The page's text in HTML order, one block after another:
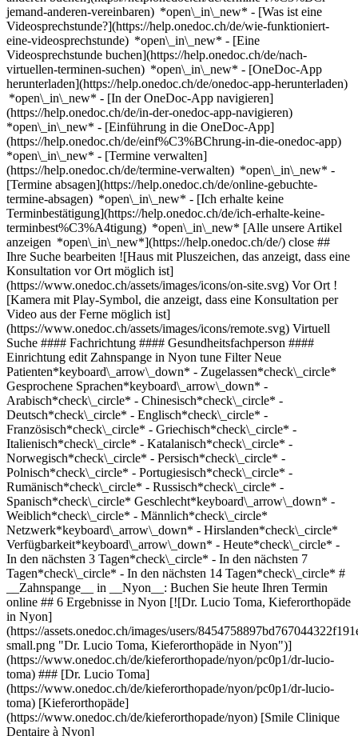
jemand-anderen-vereinbaren) *open\_in\_new* - [Was ist eine
Videosprechstunde?](https://help.onedoc.ch/de/wie-funktioniert-
eine-videosprechstunde) *open\_in\_new* - [Eine
Videosprechstunde buchen](https://help.onedoc.ch/de/nach-
virtuellen-terminen-suchen) *open\_in\_new* - [OneDoc-App
herunterladen](https://help.onedoc.ch/de/onedoc-app-herunterladen)
*open\_in\_new* - [In der OneDoc-App navigieren]
(https://help.onedoc.ch/de/in-der-onedoc-app-navigieren)
*open\_in\_new* - [Einführung in die OneDoc-App]
(https://help.onedoc.ch/de/einf%C3%BChrung-in-die-onedoc-app)
*open\_in\_new* - [Termine verwalten](https://help.onedoc.ch/de/termine-verwalten) *open\_in\_new* - [Termine absagen](https://help.onedoc.ch/de/online-gebuchte-termine-absagen) *open\_in\_new* - [Ich erhalte keine Terminbestätigung](https://help.onedoc.ch/de/ich-erhalte-keine-terminbest%C3%A4tigung) *open\_in\_new* [Alle unsere Artikel anzeigen *open\_in\_new*](https://help.onedoc.ch/de/) close ## Ihre Suche bearbeiten ![Haus mit Pluszeichen, das anzeigt, dass eine Konsultation vor Ort möglich ist](https://www.onedoc.ch/assets/images/icons/on-site.svg) Vor Ort ![Kamera mit Play-Symbol, die anzeigt, dass eine Konsultation per Video aus der Ferne möglich ist](https://www.onedoc.ch/assets/images/icons/remote.svg) Virtuell Suche #### Fachrichtung #### Gesundheitsfachperson #### Einrichtung edit Zahnspange in Nyon tune Filter Neue Patienten*keyboard\_arrow\_down* - Zugelassen*check\_circle* Gesprochene Sprachen*keyboard\_arrow\_down* - Arabisch*check\_circle* - Chinesisch*check\_circle* - Deutsch*check\_circle* - Englisch*check\_circle* - Französisch*check\_circle* - Griechisch*check\_circle* - Italienisch*check\_circle* - Katalanisch*check\_circle* - Norwegisch*check\_circle* - Persisch*check\_circle* - Polnisch*check\_circle* - Portugiesisch*check\_circle* - Rumänisch*check\_circle* - Russisch*check\_circle* - Spanisch*check\_circle* Geschlecht*keyboard\_arrow\_down* - Weiblich*check\_circle* - Männlich*check\_circle* Netzwerk*keyboard\_arrow\_down* - Hirslanden*check\_circle* Verfügbarkeit*keyboard\_arrow\_down* - Heute*check\_circle* - In den nächsten 3 Tagen*check\_circle* - In den nächsten 7 Tagen*check\_circle* - In den nächsten 14 Tagen*check\_circle* # __Zahnspange__ in __Nyon__: Buchen Sie heute Ihren Termin online ## 6 Ergebnisse in Nyon [![Dr. Lucio Toma, Kieferorthopäde in Nyon](https://assets.onedoc.ch/images/users/8454758897bd767044322f191e0417ab6ade0ca6b31df6e9f44287768a5aa6e2-small.png "Dr. Lucio Toma, Kieferorthopäde in Nyon")](https://www.onedoc.ch/de/kieferorthopade/nyon/pc0p1/dr-lucio-toma) ### [Dr. Lucio Toma](https://www.onedoc.ch/de/kieferorthopade/nyon/pc0p1/dr-lucio-toma) [Kieferorthopäde](https://www.onedoc.ch/de/kieferorthopade/nyon) [Smile Clinique Dentaire à Nyon](https://www.onedoc.ch/de/zahnklinik/nyon/e6rw/smile-clinique-dentaire-a-nyon) Chemin des Saules 4A 1260 Nyon ![Patient mit Pluszeichen, der anzeigt, dass neue Patienten angenommen werden](https://www.onedoc.ch/assets/images/icons/new-patients.svg)Akzeptiert neue Patienten [Termin buchen](https://www.onedoc.ch/de/kieferorthopade/nyon/pc0p1/dr-lucio-toma) Expertisen: Zahnspange, [Pedodontie | Kinderzahnarzt](https://www.onedoc.ch/de/pedodontie-kinderzahnarzt/nyon), [Zahnfehlstellung | Unsichtbare transparente Zahnschiene | Invisalign](https://www.onedoc.ch/de/zahnfehlstellung-unsichtbare-transparente-zahnschiene-invisalign/nyon)Mehr anzeigen *chevron\_left* Di. 04 Aug. *chevron\_right* Mehr Termine anzeigen *error\_outline* Beim Laden der Verfügbarkeiten ist ein Fehler aufgetreten [Erneut versuchen](https://www.onedoc.ch) Expertisen: Zahnspange, [Pedodontie | Kinderzahnarzt](https://www.onedoc.ch/de/pedodontie-kinderzahnarzt/nyon), [Zahnfehlstellung | Unsichtbare transparente Zahnschiene | Invisalign](https://www.onedoc.ch/de/zahnfehlstellung-unsichtbare-transparente-zahnschiene-invisalign/nyon)Mehr anzeigen [![Dr. Catarina Ferraz Nogueira Monteiro, Zahnärztin in Nyon](https://assets.onedoc.ch/images/users/6d74453517f9db42d364e0c8cb190028ca1189ed5a1f4e902b0e0d59f9f4660d-small.jpg "Dr. Catarina Ferraz Nogueira Monteiro, Zahnärztin in Nyon")](https://www.onedoc.ch/de/zahnarztin/nyon/pctfo/dr-catarina-ferraz-nogueira-monteiro) ### [Dr. Catarina Ferraz Nogueira Monteiro](https://www.onedoc.ch/de/zahnarztin/nyon/pctfo/dr-catarina-ferraz-nogueira-monteiro) ![Abzeichen, das ein verifiziertes Profil kennzeichnet](https://www.onedoc.ch/assets/images/icons/checkmark.svg) [Zahnärztin](https://www.onedoc.ch/de/zahnarzt/nyon) [EYSINSMILE – Dentiste Nyon • Orthodontiste Nyon](https://www.onedoc.ch/de/zahnarztpraxis/nyon/e7mv/eysinsmile-dentiste-nyon-orthodontiste-nyon) Chemin d'Eysins 40 1260 Nyon ![Patient mit Pluszeichen, der anzeigt, dass neue Patienten angenommen werden](https://www.onedoc.ch/assets/images/icons/new-patients.svg)Akzeptiert neue Patienten [Termin buchen](https://www.onedoc.ch/de/zahnarztin/nyon/pctfo/dr-catarina-ferraz-nogueira-monteiro) Expertisen: Zahnspange, [Zahnfehlstellung | Unsichtbare transparente Zahnschiene | Invisalign](https://www.onedoc.ch/de/zahnfehlstellung-unsichtbare-transparente-zahnschiene-invisalign/nyon), [Pedodontie | Kinderzahnarzt](https://www.onedoc.ch/de/pedodontie-kinderzahnarzt/nyon), [Karies](https://www.onedoc.ch/de/karies/nyon), [Zahnaufhellung | Bleaching](https://www.onedoc.ch/de/zahnaufhellung-bleaching/nyon)Mehr anzeigen *chevron\_left* Di. 04 Aug. *chevron\_right* Mehr Termine anzeigen *error\_outline* Beim Laden der Verfügbarkeiten ist ein Fehler aufgetreten [Erneut versuchen](https://www.onedoc.ch) Expertisen: Zahnspange, [Zahnfehlstellung | Unsichtbare transparente Zahnschiene | Invisalign](https://www.onedoc.ch/de/zahnfehlstellung-unsichtbare-transparente-zahnschiene-invisalign/nyon), [Pedodontie | Kinderzahnarzt](https://www.onedoc.ch/de/pedodontie-kinderzahnarzt/nyon), [Karies](https://www.onedoc.ch/de/karies/nyon), [Zahnaufhellung | Bleaching](https://www.onedoc.ch/de/zahnaufhellung-bleaching/nyon)Mehr anzeigen [![Dr. Mireille Goossens-Frehner, Zahnärztin in Nyon](https://assets.onedoc.ch/images/users/888fa96bd50ef79c8b5183059222a884c874a36a534850448b0a2dd5ef685402-small.png "Dr. Mireille Goossens-Frehner, Zahnärztin in Nyon")](https://www.onedoc.ch/de/zahnarztin/nyon/pcr7a/dr-mireille-goossens-frehner) ### [Dr. Mireille Goossens-Frehner](https://www.onedoc.ch/de/zahnarztin/nyon/pcr7a/dr-mireille-goossens-frehner) ![Abzeichen, das ein verifiziertes Profil kennzeichnet](https://www.onedoc.ch/assets/images/icons/checkmark.svg) [Zahnärztin](https://www.onedoc.ch/de/zahnarzt/nyon) [Clinique dentaire Nyon Petite Prairie](https://www.onedoc.ch/de/zahnarztpraxis/nyon/e8nk/clinique-dentaire-nyon-petite-prairie) Allée de la Petite Prairie 6 1260 Nyon ![Patient mit Pluszeichen, der anzeigt, dass neue Patienten angenommen werden](https://www.onedoc.ch/assets/images/icons/new-patients.svg)Akzeptiert neue Patienten [Termin buchen](https://www.onedoc.ch/de/zahnarztin/nyon/pcr7a/dr-mireille-goossens-frehner) Expertisen: Zahnspange, [Zahnfehlstellung | Unsichtbare transparente Zahnschiene | Invisalign](https://www.onedoc.ch/de/zahnfehlstellung-unsichtbare-transparente-zahnschiene-invisalign/nyon), [Zahnärztliche Röntgenaufnahmen](https://www.onedoc.ch/de/zahnarztliche-rontgenaufnahmen/nyon), [Bruxismus | Zähneknirschen](https://www.onedoc.ch/de/bruxismus-zahneknirschen/nyon), [Pedodontie | Kinderzahnarzt](https://www.onedoc.ch/de/pedodontie-kinderzahnarzt/nyon), [Schlafapnoe](https://www.onedoc.ch/de/schlafapnoe/nyon), [Zahnschmuck](https://www.onedoc.ch/de/zahnschmuck/nyon), [Zahnaufhellung | Bleaching](https://www.onedoc.ch/de/zahnaufhellung-bleaching/nyon)Mehr anzeigen *chevron\_left* Di. 04 Aug. *chevron\_right* Mehr Termine anzeigen *error\_outline* Beim Laden der Verfügbarkeiten ist ein Fehler aufgetreten [Erneut versuchen](https://www.onedoc.ch) Expertisen: Zahnspange, [Zahnfehlstellung | Unsichtbare transparente Zahnschiene | Invisalign](https://www.onedoc.ch/de/zahnfehlstellung-unsichtbare-transparente-zahnschiene-invisalign/nyon), [Zahnärztliche Röntgenaufnahmen](https://www.onedoc.ch/de/zahnarztliche-rontgenaufnahmen/nyon), [Bruxismus | Zähneknirschen](https://www.onedoc.ch/de/bruxismus-zahneknirschen/nyon), [Pedodontie | Kinderzahnarzt](https://www.onedoc.ch/de/pedodontie-kinderzahnarzt/nyon), [Schlafapnoe](https://www.onedoc.ch/de/schlafapnoe/nyon), [Zahnschmuck](https://www.onedoc.ch/de/zahnschmuck/nyon), [Zahnaufhellung | Bleaching](https://www.onedoc.ch/de/zahnaufhellung-bleaching/nyon)Mehr anzeigen [![Dr. Michael Taieb, Kieferorthopäde in Nyon](https://assets.onedoc.ch/images/users/ceac0b1a7b9977284d8bba8246df2ea763a1ef64f14821a411f682ce31af078c-small.jpg "Dr. Michael Taieb, Kieferorthopäde in Nyon")](https://www.onedoc.ch/de/kieferorthopade/nyon/pclce/dr-michael-taieb) ### [Dr. Michael Taieb](https://www.onedoc.ch/de/kieferorthopade/nyon/pclce/dr-michael-taieb) ![Abzeichen, das ein verifiziertes Profil kennzeichnet](https://www.onedoc.ch/assets/images/icons/checkmark.svg) [Kieferorthopäde](https://www.onedoc.ch/de/kieferorthopade/nyon) [Cabinet d'orthodontie Michael Taieb](https://www.onedoc.ch/de/zahnarztpraxis/nyon/e7b4/cabinet-d-orthodontie-michael-taieb) Rue Juste Olivier 8 1260 Nyon ![Patient mit Pluszeichen, der anzeigt, dass neue Patienten angenommen werden](https://www.onedoc.ch/assets/images/icons/new-patients.svg)Akzeptiert neue Patienten [Termin buchen](https://www.onedoc.ch/de/kieferorthopade/nyon/pclce/dr-michael-taieb) Expertisen: Zahnspange, [Zahnfehlstellung | Unsichtbare transparente Zahnschiene | Invisalign](https://www.onedoc.ch/de/zahnfehlstellung-unsichtbare-transparente-zahnschiene-invisalign/nyon), [Schlafapnoe](https://www.onedoc.ch/de/schlafapnoe/nyon), [Bruxismus | Zähneknirschen](https://www.onedoc.ch/de/bruxismus-zahneknirschen/nyon)Mehr anzeigen Expertisen: Zahnspange, [Zahnfehlstellung | Unsichtbare transparente Zahnschiene | Invisalign](https://www.onedoc.ch/de/zahnfehlstellung-unsichtbare-transparente-zahnschiene-invisalign/nyon), [Schlafapnoe](https://www.onedoc.ch/de/schlafapnoe/nyon), [Bruxismus | Zähneknirschen](https://www.onedoc.ch/de/bruxismus-zahneknirschen/nyon)Mehr anzeigen [![Dr. Tho Dang, Kieferorthopädin in Nyon](https://assets.onedoc.ch/images/users/4e973a4adb82533cf08c2f4a4e75d1a5f7085e30fe4088332129f6461fe55f94-small.jpg "Dr. Tho Dang, Kieferorthopädin in Nyon")](https://www.onedoc.ch/de/kieferorthopadin/nyon/pcz97/dr-tho-dang) ### [Dr. Tho